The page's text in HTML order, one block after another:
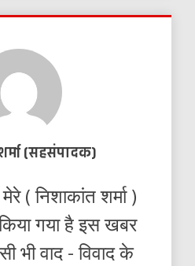
(सहसंपादक)
( निशाकांत शर्मा )
किया गया है इस खबर
भी वाद - विवाद के